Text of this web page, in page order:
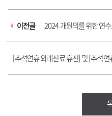
이전글 2024 개원의를 위한 연
[추석연휴 외래진료 휴진] 및 [추석